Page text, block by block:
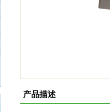
产品描述